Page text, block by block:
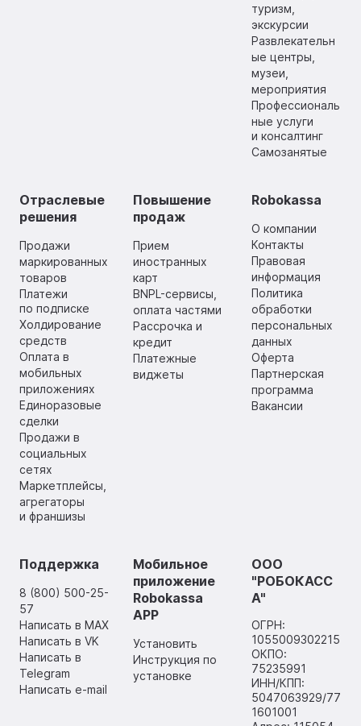
туризм,
экскурсии
Развлекательн
ые центры,
музеи,
мероприятия
Профессиональ
ные услуги
и консалтинг
Самозанятые
Отраслевые
решения
Продажи
маркированных
товаров
Платежи
по подписке
Холдирование
средств
Оплата в
мобильных
приложениях
Единоразовые
сделки
Продажи в
социальных
сетях
Маркетплейсы,
агрегаторы
и франшизы
Повышение
продаж
Прием
иностранных
карт
BNPL-сервисы,
оплата частями
Рассрочка и
кредит
Платежные
виджеты
Robokassa
О компании
Контакты
Правовая
информация
Политика
обработки
персональных
данных
Оферта
Партнерская
программа
Вакансии
Поддержка
8 (800) 500-25-
57
Написать в MAX
Написать в VK
Написать в
Telegram
Написать e-mail
Мобильное
приложение
Robokassa
APP
Установить
Инструкция по
установке
ООО
"РОБОКАСС
А"
ОГРН:
1055009302215
ОКПО:
75235991
ИНН/КПП:
5047063929/77
1601001